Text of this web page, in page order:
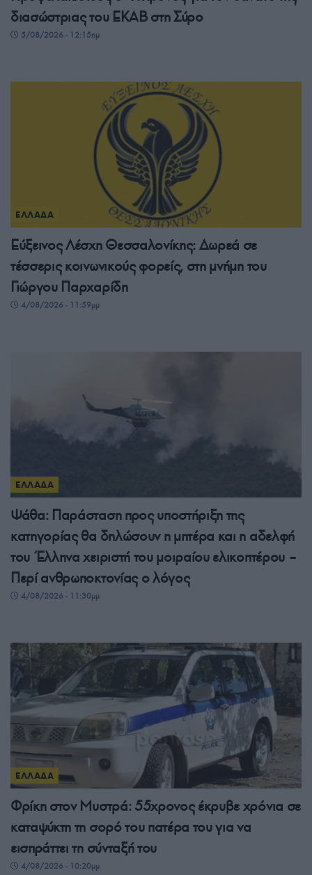
διασώστριας του ΕΚΑΒ στη Σύρο
5/08/2026 - 12:15πμ
ΕΛΛΑΔΑ
Εύξεινος Λέσχη Θεσσαλονίκης: Δωρεά σε
τέσσερις κοινωνικούς φορείς, στη μνήμη του
Γιώργου Παρχαρίδη
4/08/2026 - 11:59μμ
ΕΛΛΑΔΑ
Ψάθα: Παράσταση προς υποστήριξη της
κατηγορίας θα δηλώσουν η μητέρα και η αδελφή
του Έλληνα χειριστή του μοιραίου ελικοπτέρου –
Περί ανθρωποκτονίας ο λόγος
4/08/2026 - 11:30μμ
ΕΛΛΑΔΑ
Φρίκη στον Μυστρά: 55χρονος έκρυβε χρόνια σε
καταψύκτη τη σορό του πατέρα του για να
εισπράττει τη σύνταξή του
4/08/2026 - 10:20μμ